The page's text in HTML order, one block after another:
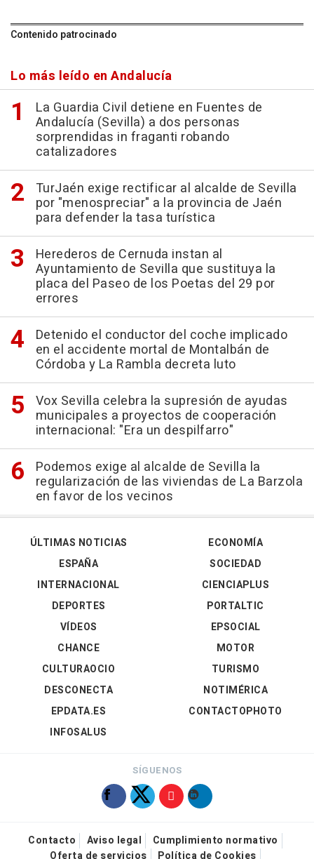
Contenido patrocinado
Lo más leído en Andalucía
La Guardia Civil detiene en Fuentes de
Andalucía (Sevilla) a dos personas
sorprendidas in fraganti robando
catalizadores
TurJaén exige rectificar al alcalde de Sevilla
por "menospreciar" a la provincia de Jaén
para defender la tasa turística
Herederos de Cernuda instan al
Ayuntamiento de Sevilla que sustituya la
placa del Paseo de los Poetas del 29 por
errores
Detenido el conductor del coche implicado
en el accidente mortal de Montalbán de
Córdoba y La Rambla decreta luto
Vox Sevilla celebra la supresión de ayudas
municipales a proyectos de cooperación
internacional: "Era un despilfarro"
Podemos exige al alcalde de Sevilla la
regularización de las viviendas de La Barzola
en favor de los vecinos
ÚLTIMAS NOTICIAS
ESPAÑA
INTERNACIONAL
DEPORTES
VÍDEOS
ECONOMÍA
SOCIEDAD
CIENCIAPLUS
PORTALTIC
EPSOCIAL
CHANCE
CULTURAOCIO
DESCONECTA
EPDATA.ES
INFOSALUS
MOTOR
TURISMO
NOTIMÉRICA
CONTACTOPHOTO
SÍGUENOS
Contacto Aviso legal
Cumplimiento normativo